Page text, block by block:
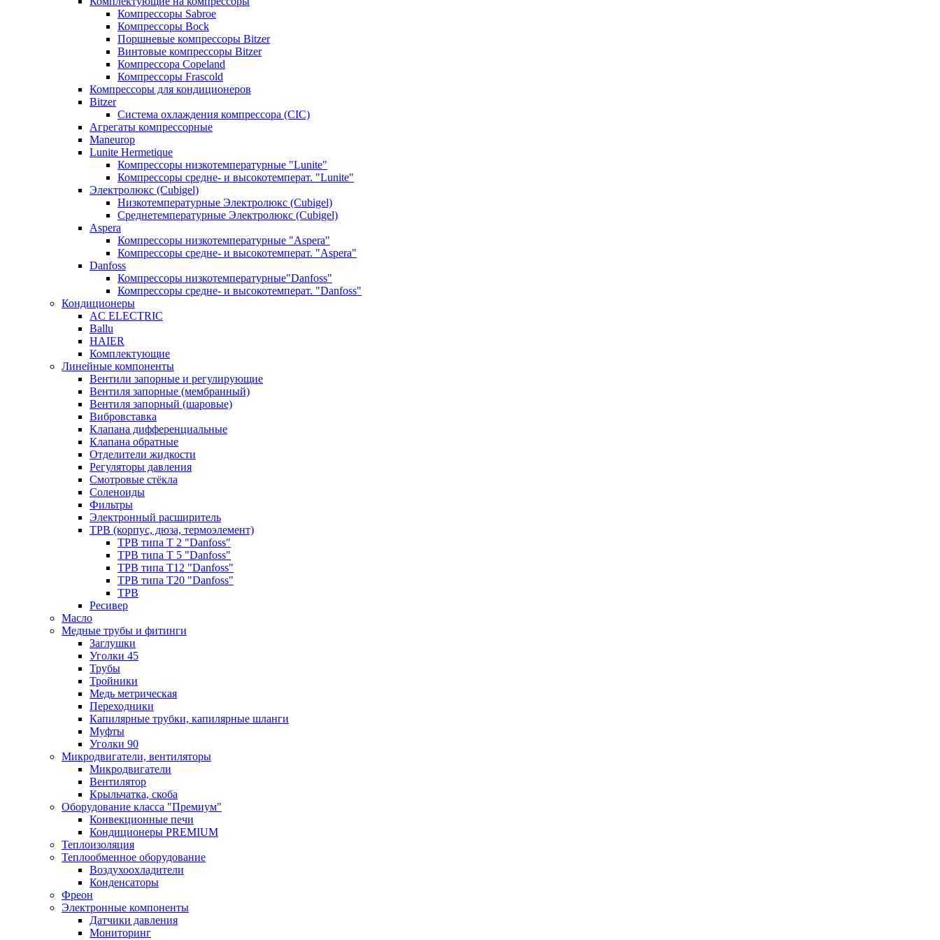
Компрессоры Sabroe
Компрессоры Bock
Поршневые компрессоры Bitzer
Винтовые компрессоры Bitzer
Компрессора Copeland
Компрессоры Frascold
Компрессоры для кондиционеров
Bitzer
Система охлаждения компрессора (CIC)
Агрегаты компрессорные
Maneurop
Lunite Hermetique
Компрессоры низкотемпературные "Lunite"
Компрессоры средне- и высокотемперат. "Lunite"
Электролюкс (Cubigel)
Низкотемпературные Электролюкс (Cubigel)
Среднетемпературные Электролюкс (Cubigel)
Aspera
Компрессоры низкотемпературные "Aspera"
Компрессоры средне- и высокотемперат. "Aspera"
Danfoss
Компрессоры низкотемпературные"Danfoss"
Компрессоры средне- и высокотемперат. "Danfoss"
Кондиционеры
AC ELECTRIC
Ballu
HAIER
Комплектующие
Линейные компоненты
Вентили запорные и регулирующие
Вентиля запорные (мембранный)
Вентиля запорный (шаровые)
Вибровставка
Клапана дифференциальные
Клапана обратные
Отделители жидкости
Регуляторы давления
Смотровые стёкла
Соленоиды
Фильтры
Электронный расширитель
ТРВ (корпус, дюза, термоэлемент)
ТРВ типа Т 2 "Danfoss"
ТРВ типа Т 5 "Danfoss"
ТРВ типа Т12 "Danfoss"
ТРВ типа Т20 "Danfoss"
ТРВ
Ресивер
Масло
Медные трубы и фитинги
Заглушки
Уголки 45
Трубы
Тройники
Медь метрическая
Переходники
Капилярные трубки, капилярные шланги
Муфты
Уголки 90
Микродвигатели, вентиляторы
Микродвигатели
Вентилятор
Крыльчатка, скоба
Оборудование класса "Премиум"
Конвекционные печи
Кондиционеры PREMIUM
Теплоизоляция
Теплообменное оборудование
Воздухоохладители
Конденсаторы
Фреон
Электронные компоненты
Датчики давления
Мониторинг